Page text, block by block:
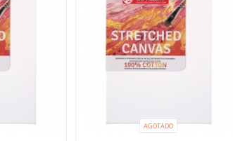
AGOTADO